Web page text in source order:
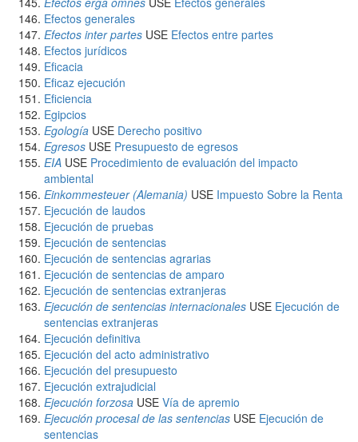
Efectos generales
Efectos inter partes USE Efectos entre partes
Efectos jurídicos
Eficacia
Eficaz ejecución
Eficiencia
Egipcios
Egología USE Derecho positivo
Egresos USE Presupuesto de egresos
EIA USE Procedimiento de evaluación del impacto
ambiental
Einkommesteuer (Alemania) USE Impuesto Sobre la Renta
Ejecución de laudos
Ejecución de pruebas
Ejecución de sentencias
Ejecución de sentencias agrarias
Ejecución de sentencias de amparo
Ejecución de sentencias extranjeras
Ejecución de sentencias internacionales USE Ejecución de
sentencias extranjeras
Ejecución definitiva
Ejecución del acto administrativo
Ejecución del presupuesto
Ejecución extrajudicial
Ejecución forzosa USE Vía de apremio
Ejecución procesal de las sentencias USE Ejecución de
sentencias